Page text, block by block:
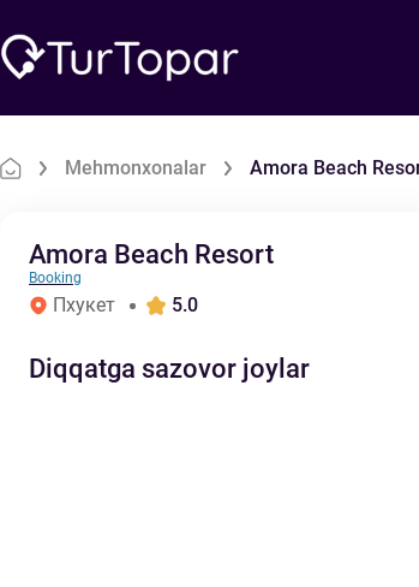
Mehmonxonalar Amora Beach
Amora Beach Resort
Booking
Пхукет 5.0
Diqqatga sazovor joylar